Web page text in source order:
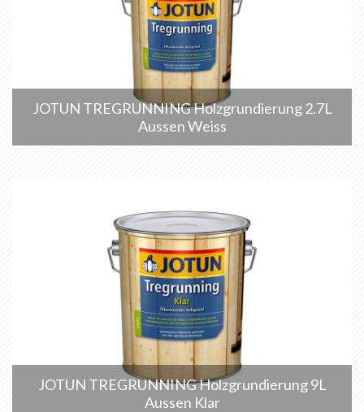
JOTUN TREGRUNNING Holzgrundierung 2.7L
Aussen Weiss
JOTUN TREGRUNNING Holzgrundierung 9L
Aussen Klar